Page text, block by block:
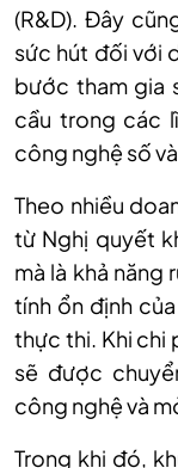
(R&D). Đây
sức hút đối với
bước tham gia
cầu trong các
công nghệ số
Theo nhiều
từ Nghị quyết
mà là khả năng
tính ổn định
thực thi. Khi chi
sẽ được
công nghệ và
Trong khi đó,